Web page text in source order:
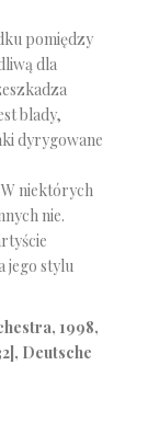
pomiędzy
dla
blady,
dyrygowane
niektórych
nie.
jego stylu
1998,
Deutsche